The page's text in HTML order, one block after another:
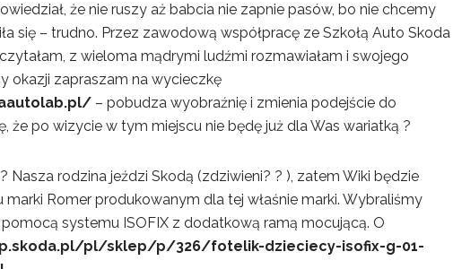
że nie ruszy aż babcia nie zapnie pasów, bo nie chcemy
się – trudno. Przez zawodową współpracę ze Szkołą Auto Skoda
z wieloma mądrymi ludźmi rozmawiałam i swojego
okazji zapraszam na wycieczkę
– pobudza wyobraźnię i zmienia podejście do
że po wizycie w tym miejscu nie będę już dla Was wariatką ?
Nasza rodzina jeździ Skodą (zdziwieni? ? ), zatem Wiki będzie
Romer produkowanym dla tej właśnie marki. Wybraliśmy
systemu ISOFIX z dodatkową ramą mocującą. O
pl/sklep/p/326/fotelik-dzieciecy-isofix-g-01-